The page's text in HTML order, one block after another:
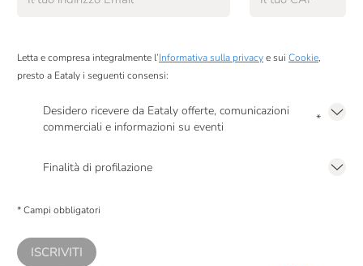
Letta e compresa integralmente l’Informativa sulla privacye sui Cookie,
presto a Eataly i seguenti consensi:
Desidero ricevere da Eataly offerte, comunicazioni
commerciali e informazioni su eventi
*
Finalità di profilazione
comunicazioni commerciali personalizzate, in caso di consenso prestato ai
* Campi obbligatori
ISCRIVITI